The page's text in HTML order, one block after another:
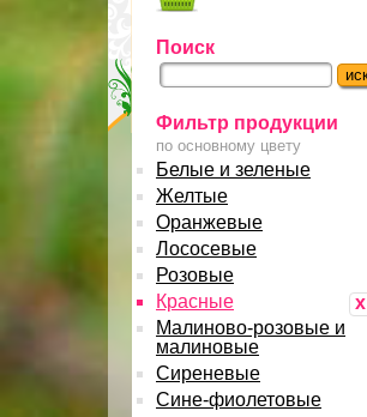
Поиск
Фильтр продукции
по основному цвету
Белые и зеленые
Желтые
Оранжевые
Лососевые
Розовые
x
Красные
Малиново-розовые и
малиновые
Сиреневые
Сине-фиолетовые